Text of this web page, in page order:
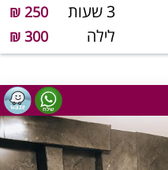
3 שעות 250 ₪
לילה 300 ₪